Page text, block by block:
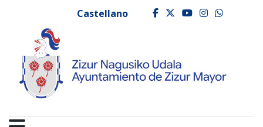
Ayuntamiento de
Castellano facebook
twitter
youtube